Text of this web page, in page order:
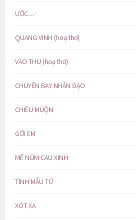
ƯỚC…
QUANG VINH (hoạ thơ)
VÀO THU (hoạ thơ)
CHUYẾN BAY NHÂN ĐẠO
CHIỀU MUỘN
GỞI EM
MÊ NÚM CAU XINH
TÌNH MẪU TỬ
XÓT XA